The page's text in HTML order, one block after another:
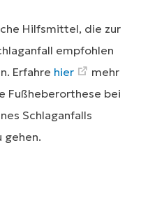
Hilfsmittel, die zur
empfohlen
Erfahre hier
mehr
Fußheberorthese bei
Schlaganfalls
gehen.